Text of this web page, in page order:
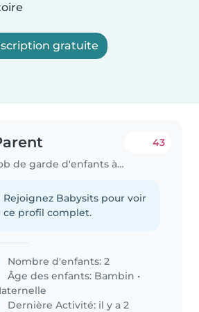
gratuite
Job de garde d'enfants à Differdange
43
Rejoignez Babysits pour voir
ce profil complet.
Nombre d'enfants: 2
Âge des enfants: Bambin •
Dernière Activité: il y a 2